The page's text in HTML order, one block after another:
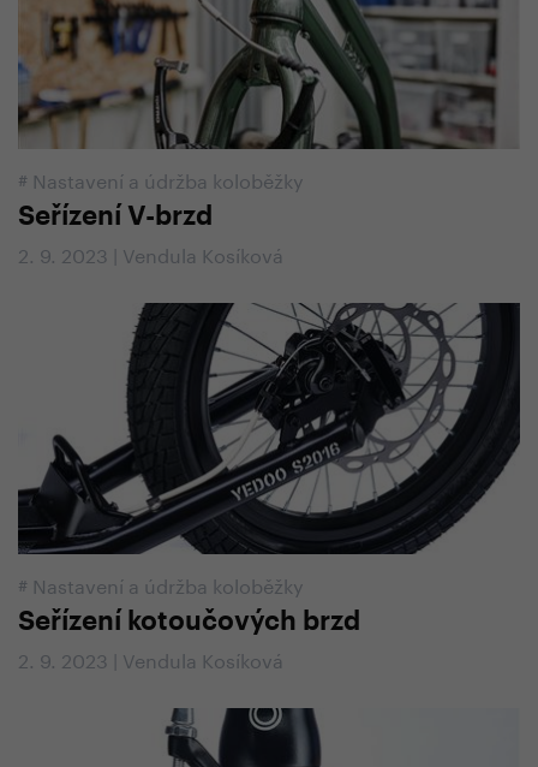
# Nastavení a údržba koloběžky
Seřízení V-brzd
2. 9. 2023 | Vendula Kosíková
# Nastavení a údržba koloběžky
Seřízení kotoučových brzd
2. 9. 2023 | Vendula Kosíková